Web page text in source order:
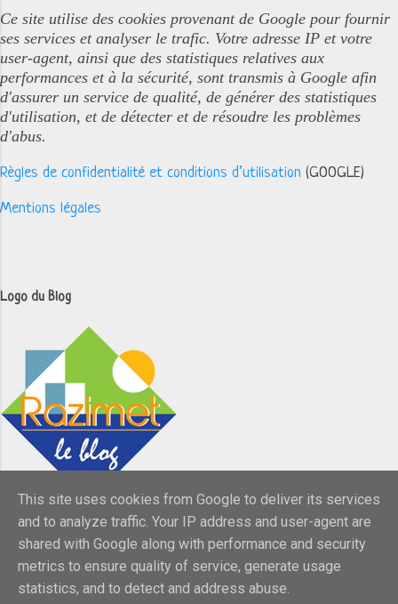
Ce site utilise des cookies provenant de Google pour fournir
ses services et analyser le trafic. Votre adresse IP et votre
user-agent, ainsi que des statistiques relatives aux
performances et à la sécurité, sont transmis à Google afin
d'assurer un service de qualité, de générer des statistiques
d'utilisation, et de détecter et de résoudre les problèmes
d'abus.
Règles de confidentialité et conditions d’utilisation (GOOGLE)
Mentions légales
Logo du Blog
This site uses cookies from Google to deliver its services
and to analyze traffic. Your IP address and user-agent are
shared with Google along with performance and security
metrics to ensure quality of service, generate usage
statistics, and to detect and address abuse.